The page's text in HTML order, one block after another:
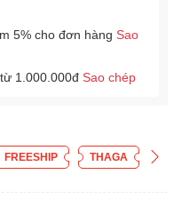
5% cho đơn hàng Sao
1.000.000đ Sao chép
FREESHIP THAGA